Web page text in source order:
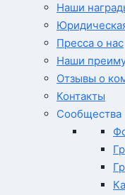
Наши
Пресса о нас
Наши
Отзывы о
Контакты
Сообщества